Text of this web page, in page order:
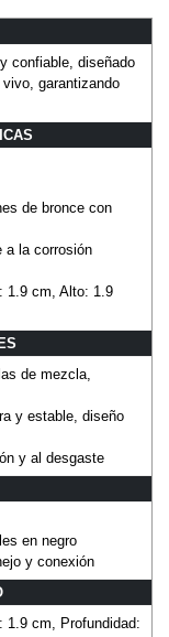
confiable, diseñado
garantizando
de bronce con
a la corrosión
1.9 cm, Alto: 1.9
de mezcla,
y estable, diseño
y al desgaste
en negro
y conexión
1.9 cm, Profundidad: